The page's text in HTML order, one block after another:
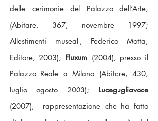
delle cerimonie del Palazzo dell’Arte,
(Abitare, 367, novembre 1997;
Allestimenti museali, Federico Motta,
Editore, 2003); Fluxum (2004), presso il
Palazzo Reale a Milano (Abitare, 430,
luglio agosto 2003); Lucegugliavoce
(2007), rappresentazione che ha fatto